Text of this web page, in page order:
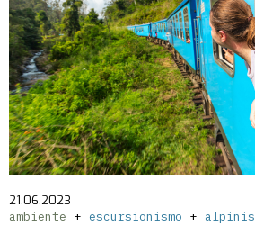
21.06.2023
ambiente
escursionismo